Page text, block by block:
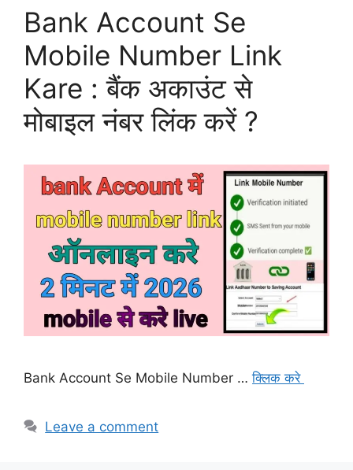
Bank Account Se
Mobile Number Link
Kare : बैंक अकाउंट से
मोबाइल नंबर लिंक करें ?
Bank Account Se Mobile Number …क्लिक करे
Leave a comment